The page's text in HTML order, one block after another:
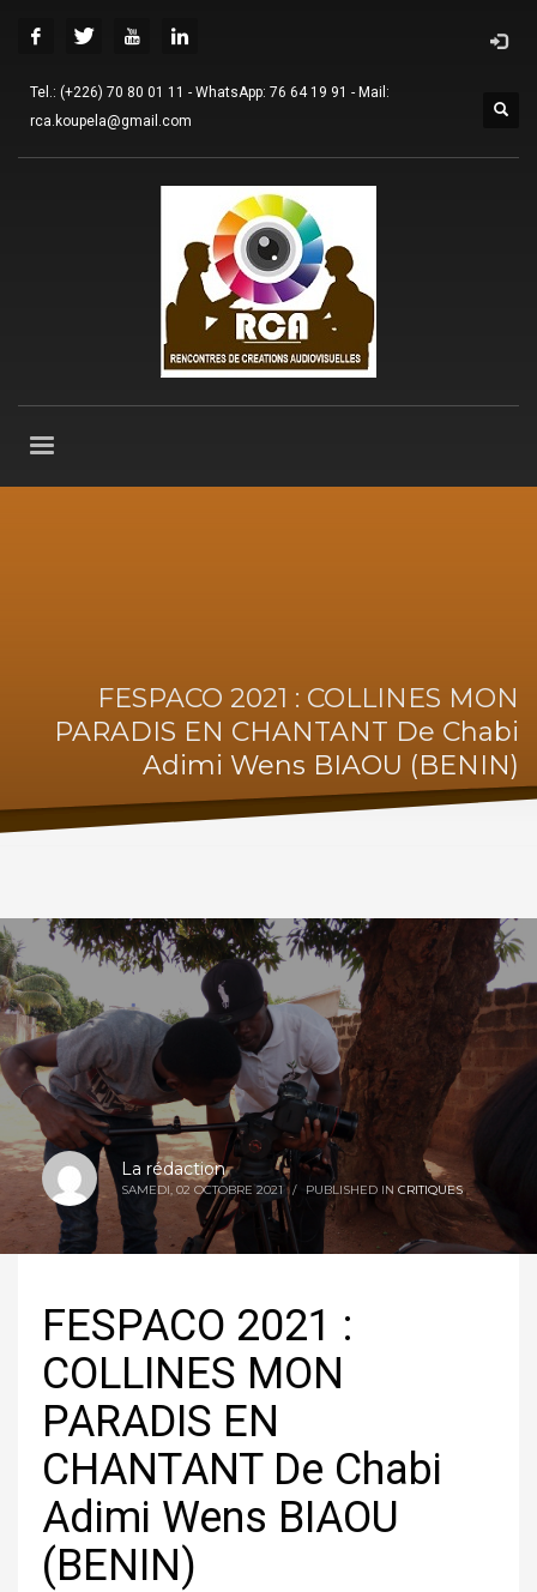
Tel.: (+226) 70 80 01 11 - WhatsApp: 76 64 19 91 - Mail:
rca.koupela@gmail.com
FESPACO 2021 : COLLINES MON
PARADIS EN CHANTANT De Chabi
Adimi Wens BIAOU (BENIN)
La rédaction
SAMEDI, 02 OCTOBRE 2021 / PUBLISHED IN CRITIQUES
FESPACO 2021 :
COLLINES MON
PARADIS EN
CHANTANT De Chabi
Adimi Wens BIAOU
(BENIN)